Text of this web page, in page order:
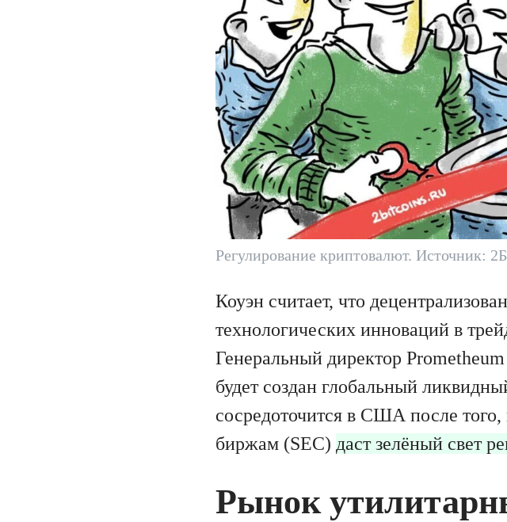
Регулирование криптовалют. Источник:
Коуэн считает, что
технологических инноваций в
Генеральный директор
будет создан глобальный
сосредоточится в США после
биржам (SEC) даст зелёный свет
Рынок